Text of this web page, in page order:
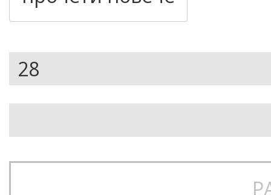
стилни Volcom детайли.
Кройка:Modern fit – по-
стегнати
рециклиран полиестер
устойчивост